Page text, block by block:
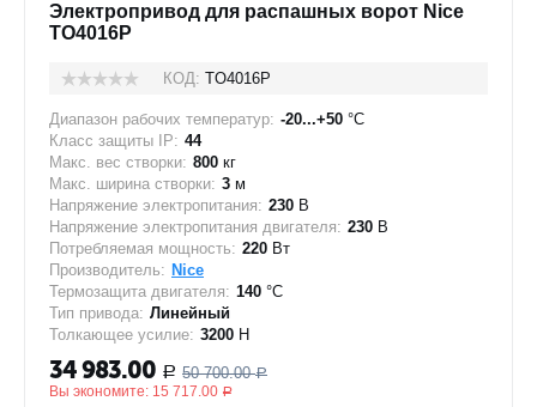
Электропривод для распашных ворот Nice
TO4016P
КОД: TO4016P
Диапазон рабочих температур: -20...+50 °C
Класс защиты IP: 44
Макс. вес створки: 800 кг
Макс. ширина створки: 3 м
Напряжение электропитания: 230 В
Напряжение электропитания двигателя: 230 В
Потребляемая мощность: 220 Вт
Производитель: Nice
Термозащита двигателя: 140 °C
Тип привода: Линейный
Толкающее усилие: 3200 Н
34 983.00 Р 50 700.00 Р
Вы экономите: 15 717.00 Р